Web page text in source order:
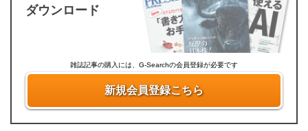
ダウンロード
雑誌記事の購入には、G-Searchの会員登録が必要です
新規会員登録こちら